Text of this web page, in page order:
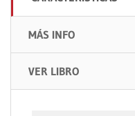
MÁS INFO
VER LIBRO